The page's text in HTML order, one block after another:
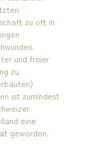
zu oft in
und freier
zu
ist zumindest
eine
geworden.